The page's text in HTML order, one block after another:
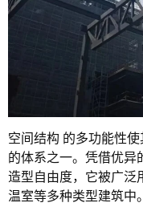
空间结构 的多功能性
的体系之一。凭借优异
造型自由度，它被广泛
温室等多种类型建筑中。